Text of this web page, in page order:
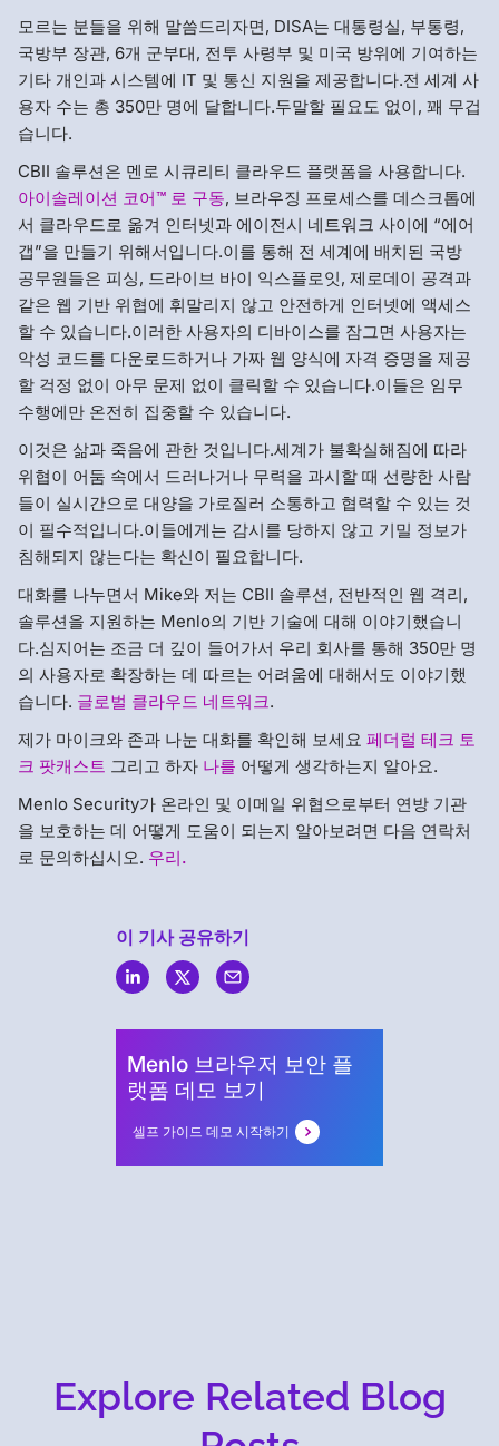
모르는 분들을 위해 말씀드리자면, DISA는 대통령실, 부통령,
국방부 장관, 6개 군부대, 전투 사령부 및 미국 방위에 기여하는
기타 개인과 시스템에 IT 및 통신 지원을 제공합니다.전 세계 사
용자 수는 총 350만 명에 달합니다.두말할 필요도 없이, 꽤 무겁
습니다.
CBII 솔루션은 멘로 시큐리티 클라우드 플랫폼을 사용합니다.
아이솔레이션 코어™ 로 구동, 브라우징 프로세스를 데스크톱에
서 클라우드로 옮겨 인터넷과 에이전시 네트워크 사이에 “에어
갭”을 만들기 위해서입니다.이를 통해 전 세계에 배치된 국방
공무원들은 피싱, 드라이브 바이 익스플로잇, 제로데이 공격과
같은 웹 기반 위협에 휘말리지 않고 안전하게 인터넷에 액세스
할 수 있습니다.이러한 사용자의 디바이스를 잠그면 사용자는
악성 코드를 다운로드하거나 가짜 웹 양식에 자격 증명을 제공
할 걱정 없이 아무 문제 없이 클릭할 수 있습니다.이들은 임무
수행에만 온전히 집중할 수 있습니다.
이것은 삶과 죽음에 관한 것입니다.세계가 불확실해짐에 따라
위협이 어둠 속에서 드러나거나 무력을 과시할 때 선량한 사람
들이 실시간으로 대양을 가로질러 소통하고 협력할 수 있는 것
이 필수적입니다.이들에게는 감시를 당하지 않고 기밀 정보가
침해되지 않는다는 확신이 필요합니다.
대화를 나누면서 Mike와 저는 CBII 솔루션, 전반적인 웹 격리,
솔루션을 지원하는 Menlo의 기반 기술에 대해 이야기했습니
다.심지어는 조금 더 깊이 들어가서 우리 회사를 통해 350만 명
의 사용자로 확장하는 데 따르는 어려움에 대해서도 이야기했
습니다. 글로벌 클라우드 네트워크.
제가 마이크와 존과 나눈 대화를 확인해 보세요 페더럴 테크 토
크 팟캐스트 그리고 하자 나를 어떻게 생각하는지 알아요.
Menlo Security가 온라인 및 이메일 위협으로부터 연방 기관
을 보호하는 데 어떻게 도움이 되는지 알아보려면 다음 연락처
로 문의하십시오. 우리.
이 기사 공유하기
Menlo 브라우저 보안 플
랫폼 데모 보기
셀프 가이드 데모 시작하기
Explore Related Blog